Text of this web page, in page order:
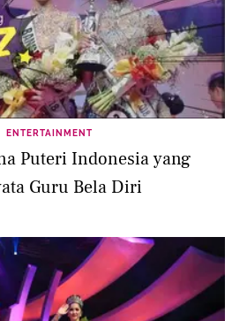
ENTERTAINMENT
Puteri Indonesia yang
Guru Bela Diri